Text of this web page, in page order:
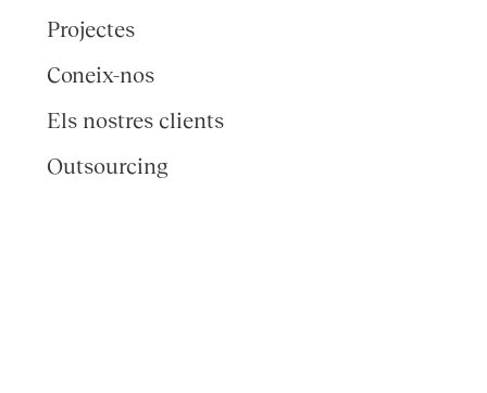
Projectes
Coneix-nos
Els nostres clients
Outsourcing